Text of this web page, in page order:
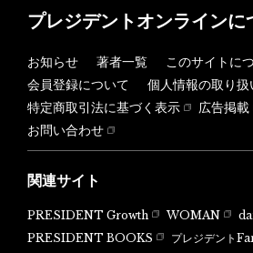
プレジデントオンラインに
お知らせ 著者一覧
このサイトに
会員登録について
個人情報の取り扱
特定商取引法に基づく表示
広告掲載
お問い合わせ
関連サイト
PRESIDENT Growth WOMAN
PRESIDENT BOOKS
プレジデント